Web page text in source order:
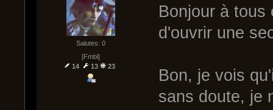
Salutes: 0
[Fmbl]
14
13 23
Bonjour à tous
d'ouvrir une
Bon, je vois
sans doute, je